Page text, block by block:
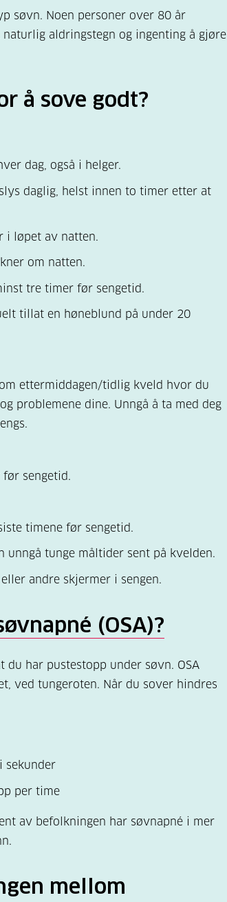
søvn. Noen personer over 80 år
aldringstegn og ingenting å gjøre
å sove godt?
dag, også i helger.
daglig, helst innen to timer etter at
i løpet av natten.
om natten.
tre timer før sengetid.
tillat en høneblund på under 20
ettermiddagen/tidlig kveld hvor du
problemene dine. Unngå å ta med deg
sengetid.
timene før sengetid.
unngå tunge måltider sent på kvelden.
andre skjermer i sengen.
(OSA)?
du har pustestopp under søvn. OSA
ved tungeroten. Når du sover hindres
sekunder
per time
av befolkningen har søvnapné i mer
mellom